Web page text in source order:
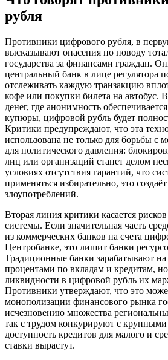
рубля
Противники цифрового рубля, в
высказывают опасения по поводу
государства за финансами граждан.
центральный банк в лице регулятора
отслеживать каждую транзакцию
кофе или покупки билета на автобус.
денег, где анонимность
купюры, цифровой рубль будет
Критики предупреждают, что эта
использована не только для борьбы с
для политического давления:
лиц или организаций станет делом
условиях отсутствия гарантий, что
применяться избирательно, это
злоупотреблений.
Вторая линия критики касается
системы. Если значительная часть
из коммерческих банков на счета
Центробанке, это лишит банки
Традиционные банки зарабатывают
процентами по вкладам и кредитам,
ликвидности в цифровой рубль их
Противники утверждают, что это
монополизации финансового рынка
исчезновению множества
так с трудом конкурируют с крупными
доступность кредитов для малого и
ставки вырастут.